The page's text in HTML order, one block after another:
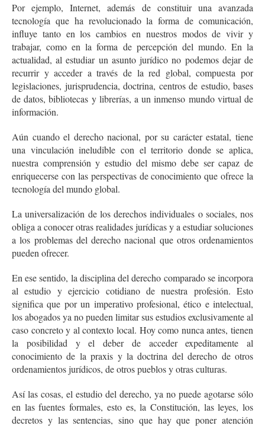
Por ejemplo, Internet, además de constituir una avanzada
tecnología que ha revolucionado la forma de comunicación,
influye tanto en los cambios en nuestros modos de vivir y
trabajar, como en la forma de percepción del mundo. En la
actualidad, al estudiar un asunto jurídico no podemos dejar de
recurrir y acceder a través de la red global, compuesta por
legislaciones, jurisprudencia, doctrina, centros de estudio, bases
de datos, bibliotecas y librerías, a un inmenso mundo virtual de
información.
Aún cuando el derecho nacional, por su carácter estatal, tiene
una vinculación ineludible con el territorio donde se aplica,
nuestra comprensión y estudio del mismo debe ser capaz de
enriquecerse con las perspectivas de conocimiento que ofrece la
tecnología del mundo global.
La universalización de los derechos individuales o sociales, nos
obliga a conocer otras realidades jurídicas y a estudiar soluciones
a los problemas del derecho nacional que otros ordenamientos
pueden ofrecer.
En ese sentido, la disciplina del derecho comparado se incorpora
al estudio y ejercicio cotidiano de nuestra profesión. Esto
significa que por un imperativo profesional, ético e intelectual,
los abogados ya no pueden limitar sus estudios exclusivamente al
caso concreto y al contexto local. Hoy como nunca antes, tienen
la posibilidad y el deber de acceder expeditamente al
conocimiento de la praxis y la doctrina del derecho de otros
ordenamientos jurídicos, de otros pueblos y otras culturas.
Así las cosas, el estudio del derecho, ya no puede agotarse sólo
en las fuentes formales, esto es, la Constitución, las leyes, los
decretos y las sentencias, sino que hay que poner atención